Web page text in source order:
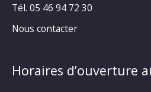
Tél. 05 46 94 72 30
Nous contacter
Horaires d’ouverture